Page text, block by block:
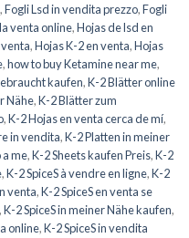
,Fogli Lsd in vendita prezzo,Fogli
venta online,Hojas de lsd en
,Hojas K-2 en venta,Hojas
,how to buy Ketamine near me,
kaufen,K-2 Blätter online
Nähe,K-2 Blätter zum
,K-2 Hojas en venta cerca de mí,
in vendita,K-2 Platten in meiner
a me,K-2 Sheets kaufen Preis,K-2
,K-2 SpiceS à vendre en ligne,K-2
venta,K-2 SpiceS en venta se
,K-2 SpiceS in meiner Nähe kaufen,
online,K-2 SpiceS in vendita